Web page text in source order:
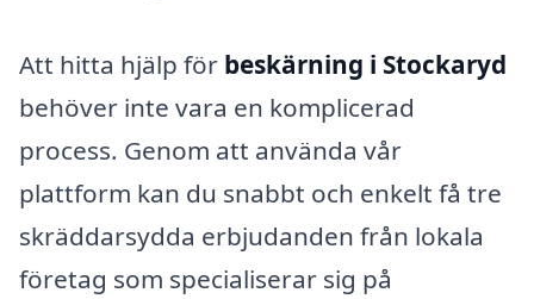
Att hitta hjälp för beskärning i Stockaryd
behöver inte vara en komplicerad
process. Genom att använda vår
plattform kan du snabbt och enkelt få tre
skräddarsydda erbjudanden från lokala
företag som specialiserar sig på